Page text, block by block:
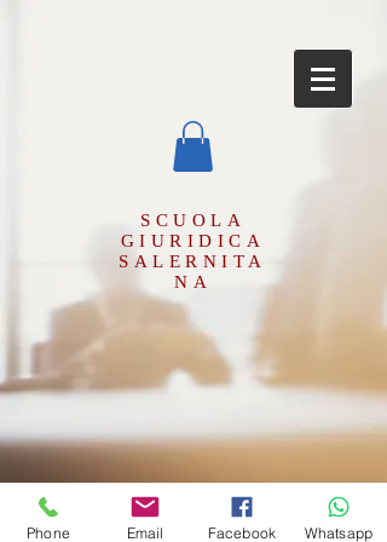
SCUOLA
GIURIDICA
SALERNITA
NA
Phone Email Facebook Whatsapp